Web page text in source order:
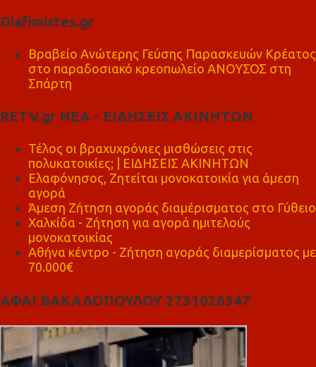
Diafimistes.gr
Βραβείο Ανώτερης Γεύσης Παρασκευών Κρέατος
στο παραδοσιακό κρεοπωλείο ΑΝΟΥΣΟΣ στη
Σπάρτη
RETV.gr ΝΕΑ - ΕΙΔΗΣΕΙΣ ΑΚΙΝΗΤΩΝ
Τέλος οι βραχυχρόνιες μισθώσεις στις
πολυκατοικίες; | ΕΙΔΗΣΕΙΣ ΑΚΙΝΗΤΩΝ
Ελαφόνησος, Ζητείται μονοκατοικία για άμεση
αγορά
Άμεση Ζήτηση αγοράς διαμέρισματος στο Γύθειο
Χαλκίδα - Ζήτηση για αγορά ημιτελούς
μονοκατοικίας
Αθήνα κέντρο - Ζήτηση αγοράς διαμερίσματος με
70.000€
ΑΦΑΙ ΒΑΚΑΛΟΠΟΥΛΟΥ 2731026347